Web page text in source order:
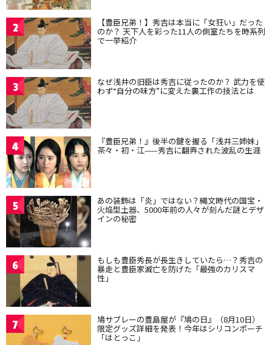
2 【豊臣兄弟！】秀吉は本当に「女狂い」だった
のか？ 天下人を彩った11人の側室たちを時系列
で一挙紹介
3 なぜ浅井の旧臣は秀吉に従ったのか？ 武力を使
わず“自分の味方”に変えた裏工作の技法とは
4 『豊臣兄弟！』後半の鍵を握る「浅井三姉妹」
茶々・初・江——秀吉に翻弄された波乱の生涯
5 あの装飾は「炎」ではない？縄文時代の国宝・
火焔型土器、5000年前の人々が刻んだ謎とデザ
インの秘密
6 もしも豊臣秀長が長生きしていたら…？秀吉の
暴走と豊臣家滅亡を防げた「最強のカリスマ
性」
7 鳩サブレーの豊島屋が『鳩の日』（8月10日）
限定グッズ詳細を発表！今年はシリコンポーチ
「はとっこ」